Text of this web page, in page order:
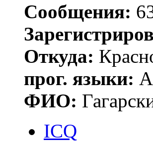
Сообщения:
Откуда:
прог. языки:
ФИО:
ICQ